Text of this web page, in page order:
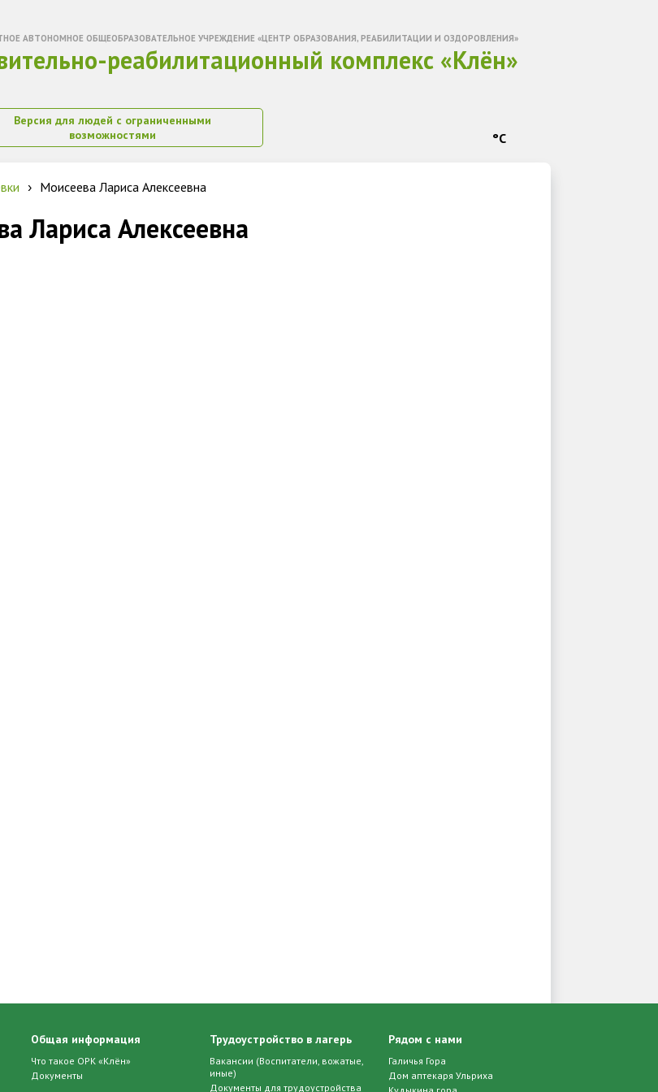
АВТОНОМНОЕ ОБЩЕОБРАЗОВАТЕЛЬНОЕ УЧРЕЖДЕНИЕ «ЦЕНТР ОБРАЗОВАНИЯ, РЕАБИЛИТАЦИИ И ОЗДОРОВЛЕНИЯ»
реабилитационный комплекс «Клён»
Версия для людей с ограниченными
возможностями
°C
› Моисеева Лариса Алексеевна
Лариса Алексеевна
Общая информация
Что такое ОРК «Клён»
Документы
Трудоустройство в лагерь
Вакансии (Воспитатели, вожатые,
иные)
Документы для трудоустройства
Рядом с нами
Галичья Гора
Дом аптекаря Ульриха